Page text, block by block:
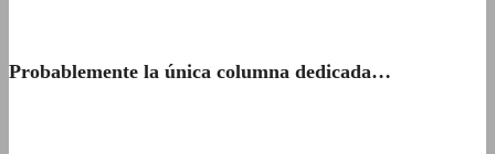
Probablemente la única columna dedicada…